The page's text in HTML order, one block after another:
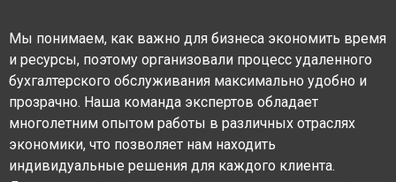
Мы понимаем, как важно для бизнеса экономить время
и ресурсы, поэтому организовали процесс удаленного
бухгалтерского обслуживания максимально удобно и
прозрачно. Наша команда экспертов обладает
многолетним опытом работы в различных отраслях
экономики, что позволяет нам находить
индивидуальные решения для каждого клиента.